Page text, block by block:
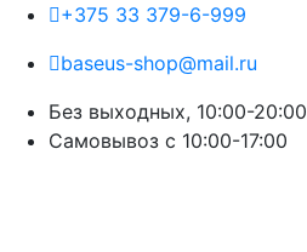
+375 33 379-6-999
baseus-shop@mail.ru
Без выходных, 10:00-20:00
Cамовывоз с 10:00-17:00